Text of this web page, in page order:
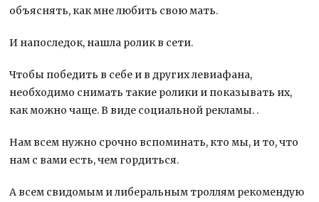
объяснять, как мне любить свою мать.
И напоследок, нашла ролик в сети.
Чтобы победить в себе и в других левиафана,
необходимо снимать такие ролики и показывать их,
как можно чаще. В виде социальной рекламы. .
Нам всем нужно срочно вспоминать, кто мы, и то, что
нам с вами есть, чем гордиться.
А всем свидомым и либеральным троллям рекомендую